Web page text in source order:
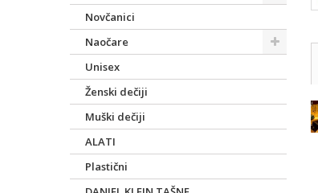
Novčanici
Naočare
Unisex
Ženski dečiji
Muški dečiji
ALATI
Plastični